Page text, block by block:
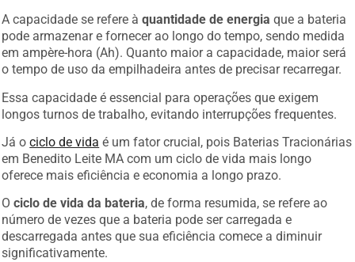
A capacidade se refere àquantidade de energia que a bateria
pode armazenar e fornecer ao longo do tempo, sendo medida
em ampère-hora (Ah). Quanto maior a capacidade, maior será
o tempo de uso da empilhadeira antes de precisar recarregar.
Essa capacidade é essencial para operações que exigem
longos turnos de trabalho, evitando interrupções frequentes.
Já ociclo de vida é um fator crucial, pois Baterias Tracionárias
em Benedito Leite MA com um ciclo de vida mais longo
oferece mais eficiência e economia a longo prazo.
Ociclo de vida da bateria, de forma resumida, se refere ao
número de vezes que a bateria pode ser carregada e
descarregada antes que sua eficiência comece a diminuir
significativamente.